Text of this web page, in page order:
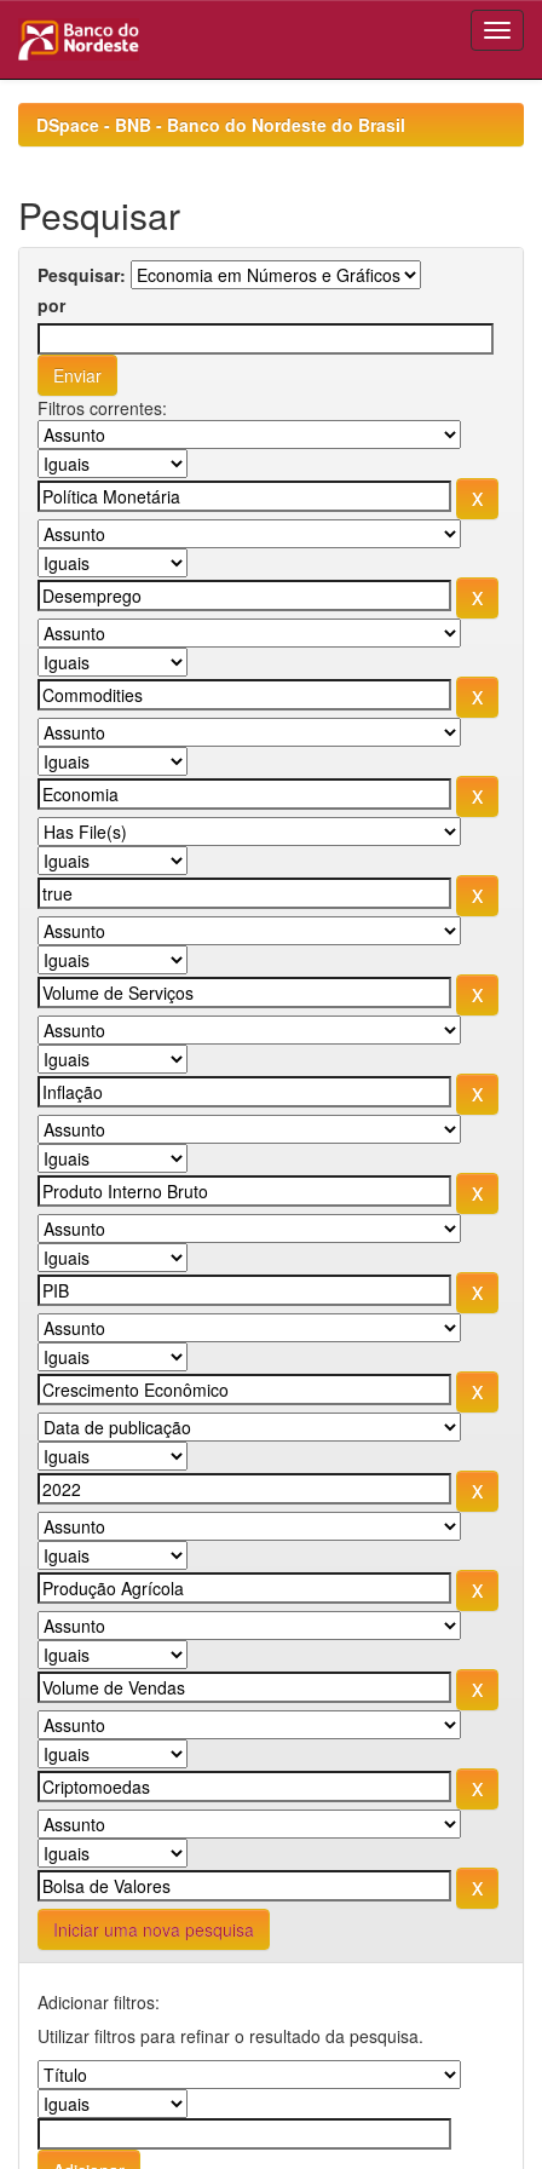
navigationDSpace - BNB - Banco do Nordeste do Brasil
Pesquisar
Pesquisar:
por
Filtros correntes:
Iniciar uma nova pesquisa
Adicionar filtros:
Utilizar filtros para refinar o resultado da pesquisa.